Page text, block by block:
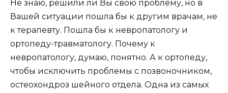
Не знаю, решили ли Вы свою проблему, но в
Вашей ситуации пошла бы к другим врачам, не
к терапевту. Пошла бы к невропатологу и
ортопеду-травматологу. Почему к
невропатологу, думаю, понятно. А к ортопеду,
чтобы исключить проблемы с позвоночником,
остеохондроз шейного отдела. Одна из самых